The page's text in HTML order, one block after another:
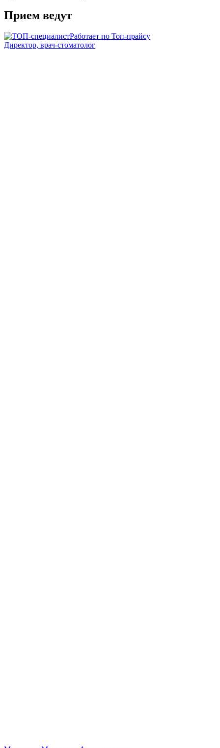
Прием ведут
Работает по Топ-прайсу
Директор, врач-стоматолог